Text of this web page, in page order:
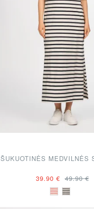
ŠUKUOTINĖS MEDVILNĖS
39.90 € 49.90 €